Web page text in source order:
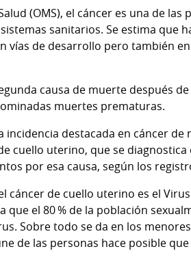
(OMS), el cáncer es una de
sanitarios. Se estima que
vías de desarrollo pero también
causa de muerte después
muertes prematuras.
incidencia destacada en cáncer
cuello uterino, que se
por esa causa, según los
de cuello uterino es el
que el 80 % de la población
Sobre todo se da en los
de las personas hace posible